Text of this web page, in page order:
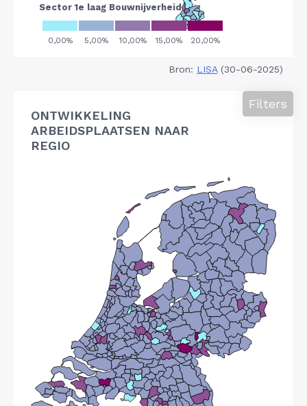
Bron: LISA(30-06-2025)
ONTWIKKELING
ARBEIDSPLAATSEN NAAR
REGIO
Filters